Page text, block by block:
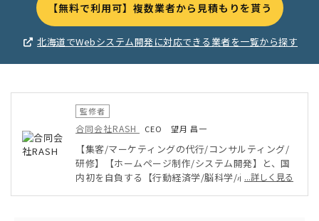
【無料で利用可】複数業者から見積もりを貰う
北海道でWebシステム開発に対応できる業者を一覧から探す
監修者
合同会社RASH CEO 望月 昌一
【集客/マーケティングの代行/コンサルティング/
研修】【ホームページ制作/システム開発】と、国
内初を自負する【行動経済学/脳科学/心理学の理論
...詳しく見る